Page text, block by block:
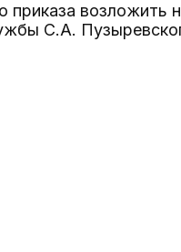
приказа возложить
С.А.